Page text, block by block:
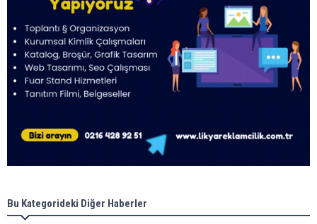
Bu Kategorideki Diğer Haberler